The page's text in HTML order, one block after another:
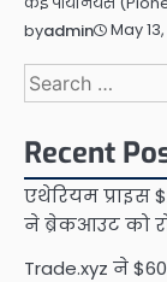
byadmin May
Search
for:
Recent
एथेरियम प्राइस
ने ब्रेकआउट को
Trade.xyz ने